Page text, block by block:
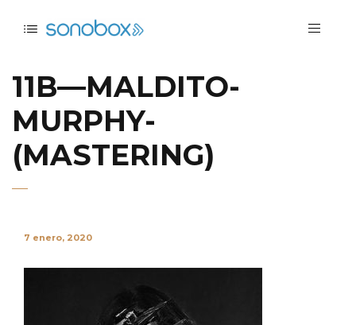
11B—MALDITO-
MURPHY-
(MASTERING)
7 enero, 2020